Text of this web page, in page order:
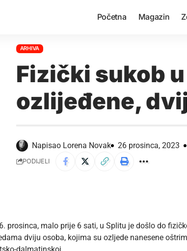
Početna Magazin
ARHIVA
Fizički sukob
ozlijeđene,
Napisao Lorena Novak 26 prosinca, 2023
PODIJELI
prosinca, malo prije 6 sati, u Splitu je došlo do
dviju osoba, kojima su ozljede nanesene
dalmatinskoj.